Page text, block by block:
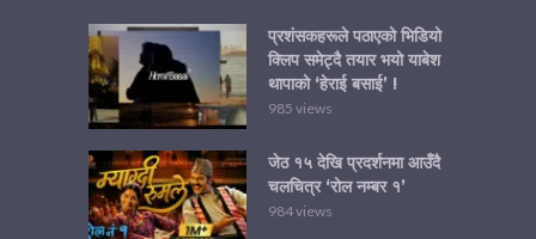
प्रशंसकहरूले पठाएको भिडियो
क्लिप समेट्दै तयार भयो याबेश
थापाको ‘हेराई बसाई’ !
985 views
जेठ १५ देखि प्रदर्शनमा आउँदै
चलचित्र ‘रोल नम्बर १’
984 views